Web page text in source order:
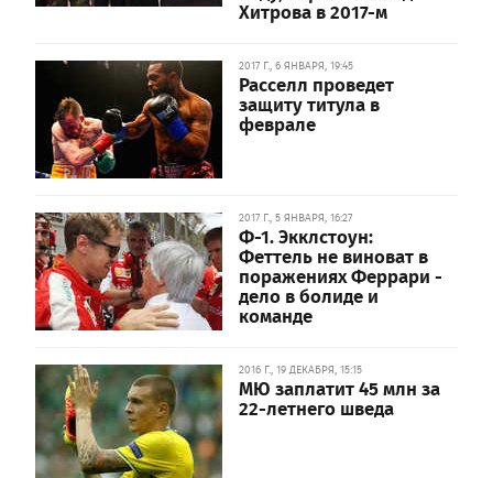
Хитрова в 2017-м
2017 Г., 6 ЯНВАРЯ, 19:45
Расселл проведет
защиту титула в
феврале
2017 Г., 5 ЯНВАРЯ, 16:27
Ф-1. Экклстоун:
Феттель не виноват в
поражениях Феррари -
дело в болиде и
команде
2016 Г., 19 ДЕКАБРЯ, 15:15
МЮ заплатит 45 млн за
22-летнего шведа